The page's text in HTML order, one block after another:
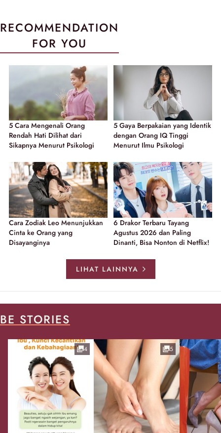
RECOMMENDATION
FOR YOU
5 Cara Mengenali Orang
Rendah Hati Dilihat dari
Sikapnya Menurut Psikologi
5 Gaya Berpakaian yang Identik
dengan Orang IQ Tinggi
Menurut Ilmu Psikologi
Cara Zodiak Leo Menunjukkan
Cinta ke Orang yang
Disayanginya
6 Drakor Terbaru Tayang
Agustus 2026 dan Paling
Dinanti, Bisa Nonton di Netflix!
LIHAT LAINNYA
BE STORIES
4 5